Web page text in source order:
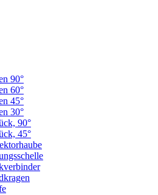
90°
60°
45°
30°
90°
45°